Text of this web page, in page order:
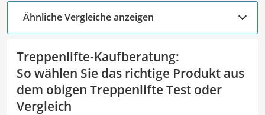
Ähnliche Vergleiche anzeigen
Treppenlifte-Kaufberatung:
So wählen Sie das richtige Produkt aus
dem obigen Treppenlifte Test oder
Vergleich